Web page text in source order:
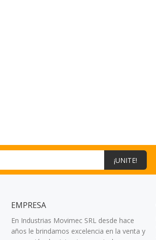
¡UNITE!
EMPRESA
En Industrias Movimec SRL desde hace
años le brindamos excelencia en la venta y